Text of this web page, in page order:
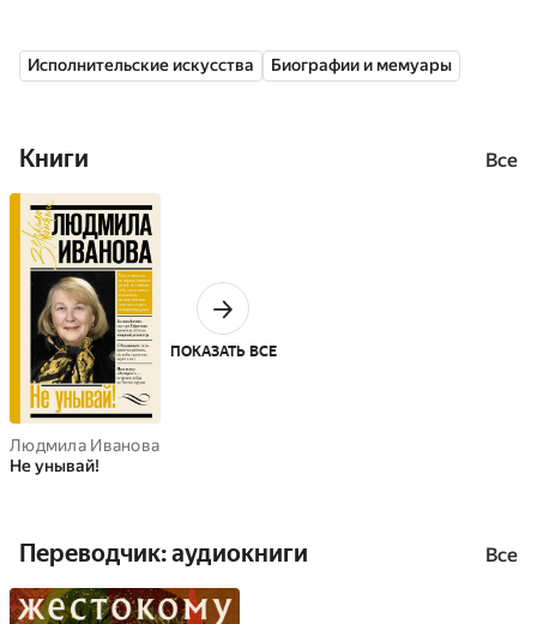
Исполнительские искусства Биографии и мемуары
Книги Все
Людмила Иванова
Не унывай!
ПОКАЗАТЬ ВСЕ
Переводчик: аудиокниги Все